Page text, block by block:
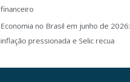
financeiro
Economia no Brasil em junho de 2026:
inflação pressionada e Selic recua